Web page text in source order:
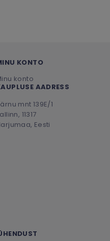
KONTO
konto
AADRESS
mnt 139E/1
11317
Eesti